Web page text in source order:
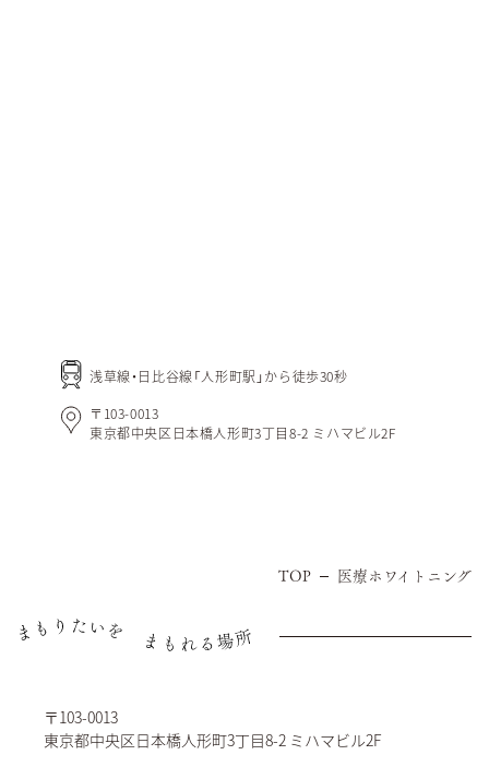
浅草線・日比谷線「人形町駅」から徒歩30秒
〒103-0013
東京都中央区日本橋人形町3丁目8-2 ミハマビル2F
TOP 医療ホワイトニング
〒103-0013
東京都中央区日本橋人形町3丁目8-2 ミハマビル2F